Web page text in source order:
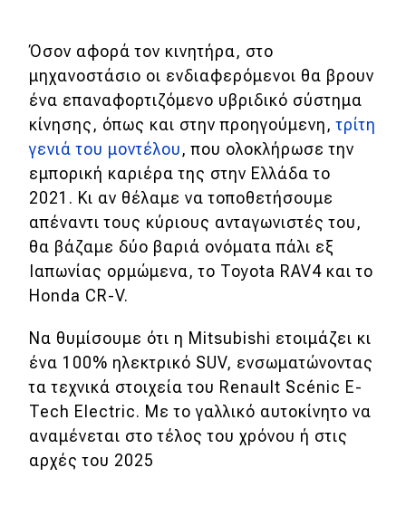
Οδική βοήθεια
eDRIVE
DRIVE USED
Όσον αφορά τον κινητήρα, στο
μηχανοστάσιο οι ενδιαφερόμενοι θα βρουν
ένα επαναφορτιζόμενο υβριδικό σύστημα
κίνησης, όπως και στην προηγούμενη,τρίτη
γενιά του μοντέλου, που ολοκλήρωσε την
εμπορική καριέρα της στην Ελλάδα το
2021. Κι αν θέλαμε να τοποθετήσουμε
απέναντι τους κύριους ανταγωνιστές του,
θα βάζαμε δύο βαριά ονόματα πάλι εξ
Ιαπωνίας ορμώμενα, το Toyota RAV4 και το
Honda CR-V.
Να θυμίσουμε ότι η Mitsubishi ετοιμάζει κι
ένα 100% ηλεκτρικό SUV, ενσωματώνοντας
τα τεχνικά στοιχεία του Renault Scénic E-
Tech Electric. Με το γαλλικό αυτοκίνητο να
αναμένεται στο τέλος του χρόνου ή στις
αρχές του 2025